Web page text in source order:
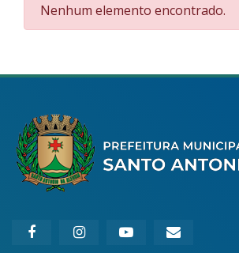
Nenhum elemento encontrado.